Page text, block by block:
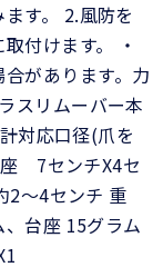
す。 2.風防を
付けます。 ・
があります。力
スリムーバー本
対応口径(爪を
7センチX4セ
2～4センチ 重
台座 15グラム